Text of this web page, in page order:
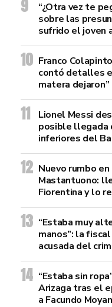
“¿Otra vez te
sobre las
sufrido el joven
Franco
contó detalles
matera dejaron”
Lionel Messi
posible llegada
inferiores del
Nuevo rumbo
Mastantuono:
Fiorentina y lo
“Estaba muy
manos”: la
acusada del
“Estaba sin
Arizaga tras el
a Facundo